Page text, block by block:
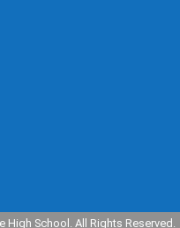
High School. All Rights Reserved.